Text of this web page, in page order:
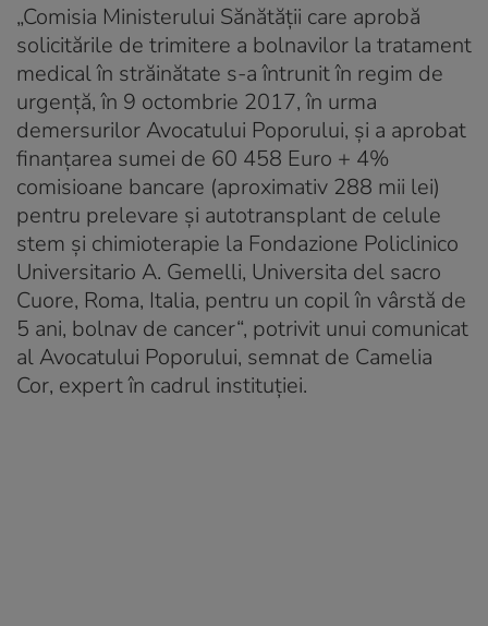
„Comisia Ministerului Sănătății care aprobă
solicitările de trimitere a bolnavilor la tratament
medical în străinătate s-a întrunit în regim de
urgență, în 9 octombrie 2017, în urma
demersurilor Avocatului Poporului, și a aprobat
finanțarea sumei de 60 458 Euro + 4%
comisioane bancare (aproximativ 288 mii lei)
pentru prelevare și autotransplant de celule
stem și chimioterapie la Fondazione Policlinico
Universitario A. Gemelli, Universita del sacro
Cuore, Roma, Italia, pentru un copil în vârstă de
5 ani, bolnav de cancer“, potrivit unui comunicat
al Avocatului Poporului, semnat de Camelia
Cor, expert în cadrul instituţiei.